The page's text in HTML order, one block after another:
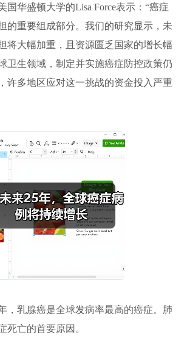
国华盛顿大学的Lisa Force表示：“癌症
的重要组成部分。我们的研究显示，未
将大幅加重，且资源匮乏国家的增长幅
卫生领域，制定并实施癌症防控政策仍
许多地区应对这一挑战的资金投入严重
，乳腺癌是全球发病率最高的癌症。肺
死亡的首要原因。